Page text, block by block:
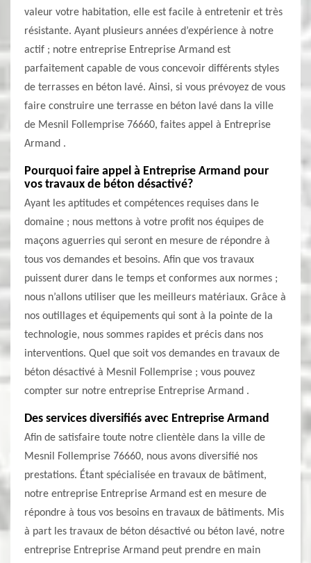
valeur votre habitation, elle est facile à entretenir et très
résistante. Ayant plusieurs années d’expérience à notre
actif ; notre entreprise Entreprise Armand est
parfaitement capable de vous concevoir différents styles
de terrasses en béton lavé. Ainsi, si vous prévoyez de vous
faire construire une terrasse en béton lavé dans la ville
de Mesnil Follemprise 76660, faites appel à Entreprise
Armand .
Pourquoi faire appel à Entreprise Armand pour
vos travaux de béton désactivé?
Ayant les aptitudes et compétences requises dans le
domaine ; nous mettons à votre profit nos équipes de
maçons aguerries qui seront en mesure de répondre à
tous vos demandes et besoins. Afin que vos travaux
puissent durer dans le temps et conformes aux normes ;
nous n’allons utiliser que les meilleurs matériaux. Grâce à
nos outillages et équipements qui sont à la pointe de la
technologie, nous sommes rapides et précis dans nos
interventions. Quel que soit vos demandes en travaux de
béton désactivé à Mesnil Follemprise ; vous pouvez
compter sur notre entreprise Entreprise Armand .
Des services diversifiés avec Entreprise Armand
Afin de satisfaire toute notre clientèle dans la ville de
Mesnil Follemprise 76660, nous avons diversifié nos
prestations. Étant spécialisée en travaux de bâtiment,
notre entreprise Entreprise Armand est en mesure de
répondre à tous vos besoins en travaux de bâtiments. Mis
à part les travaux de béton désactivé ou béton lavé, notre
entreprise Entreprise Armand peut prendre en main